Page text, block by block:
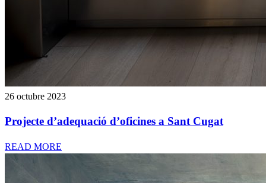
26 octubre 2023
Projecte d’adequació d’oficines a Sant Cugat
READ MORE